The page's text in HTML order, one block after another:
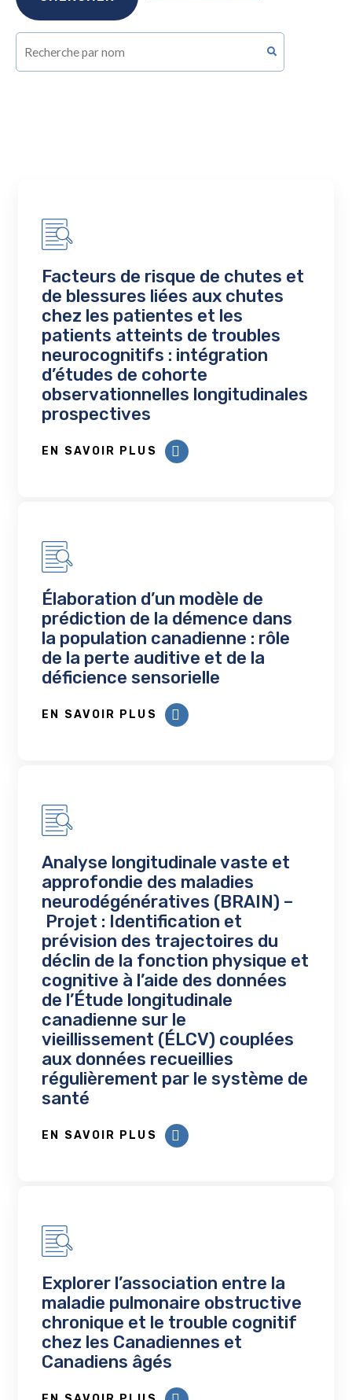
Facteurs de risque de chutes et
de blessures liées aux chutes
chez les patientes et les
patients atteints de troubles
neurocognitifs : intégration
d’études de cohorte
observationnelles longitudinales
prospectives
EN SAVOIR PLUS
Élaboration d’un modèle de
prédiction de la démence dans
la population canadienne : rôle
de la perte auditive et de la
déficience sensorielle
EN SAVOIR PLUS
Analyse longitudinale vaste et
approfondie des maladies
neurodégénératives (BRAIN) –
Projet : Identification et
prévision des trajectoires du
déclin de la fonction physique et
cognitive à l’aide des données
de l’Étude longitudinale
canadienne sur le
vieillissement (ÉLCV) couplées
aux données recueillies
régulièrement par le système de
santé
EN SAVOIR PLUS
Explorer l’association entre la
maladie pulmonaire obstructive
chronique et le trouble cognitif
chez les Canadiennes et
Canadiens âgés